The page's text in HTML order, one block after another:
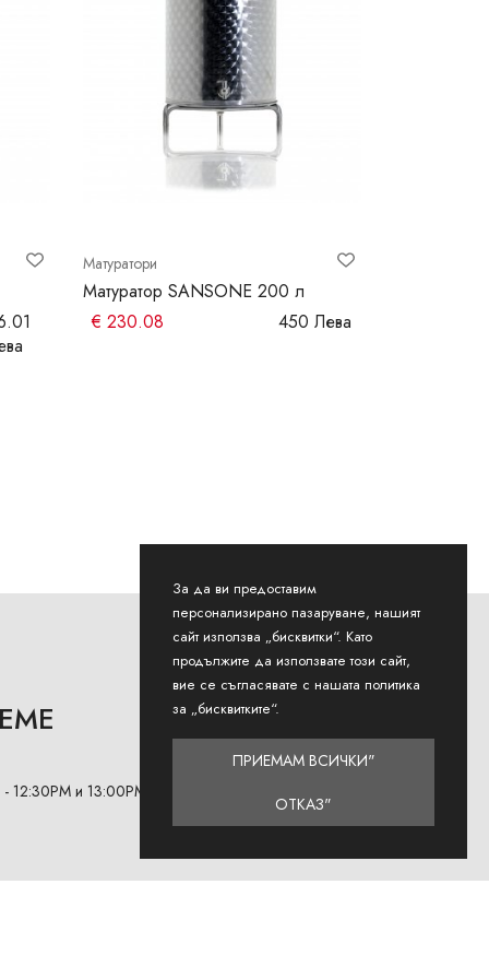
Матуратори
Матуратор SANSONE 200 л
€ 230.08 450 Лева
12:30PM и 13:00РМ - 18:00РМ
За да ви предоставим
персонализирано пазаруване, нашият
сайт използва „бисквитки“. Като
продължите да използвате този сайт,
вие се съгласявате с нашата политика
за „бисквитките“.
ПРИЕМАМ ВСИЧКИ"
ОТКАЗ"